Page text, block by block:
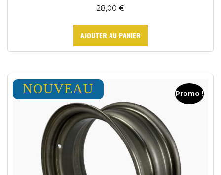
28,00 €
AJOUTER AU PANIER
Promo !
NOUVEAU